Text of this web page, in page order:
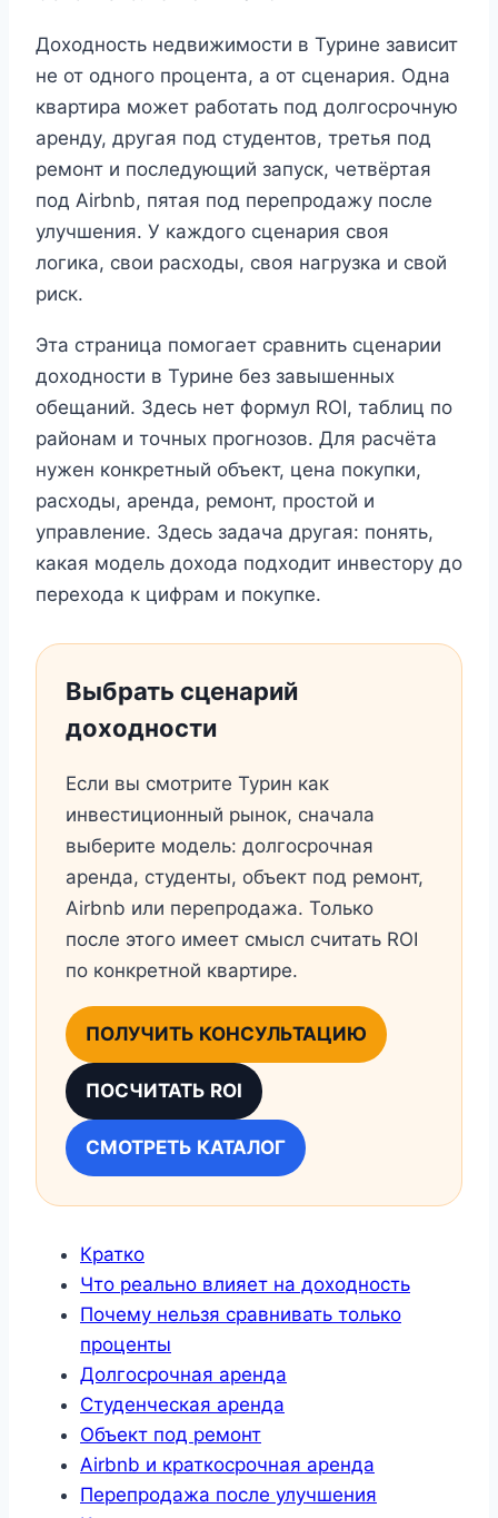
Доходность недвижимости в Турине зависит
не от одного процента, а от сценария. Одна
квартира может работать под долгосрочную
аренду, другая под студентов, третья под
ремонт и последующий запуск, четвёртая
под Airbnb, пятая под перепродажу после
улучшения. У каждого сценария своя
логика, свои расходы, своя нагрузка и свой
риск.
Эта страница помогает сравнить сценарии
доходности в Турине без завышенных
обещаний. Здесь нет формул ROI, таблиц по
районам и точных прогнозов. Для расчёта
нужен конкретный объект, цена покупки,
расходы, аренда, ремонт, простой и
управление. Здесь задача другая: понять,
какая модель дохода подходит инвестору до
перехода к цифрам и покупке.
Выбрать сценарий
доходности
Если вы смотрите Турин как
инвестиционный рынок, сначала
выберите модель: долгосрочная
аренда, студенты, объект под ремонт,
Airbnb или перепродажа. Только
после этого имеет смысл считать ROI
по конкретной квартире.
ПОЛУЧИТЬ КОНСУЛЬТАЦИЮ
ПОСЧИТАТЬ ROI
СМОТРЕТЬ КАТАЛОГ
Кратко
Что реально влияет на доходность
Почему нельзя сравнивать только
проценты
Долгосрочная аренда
Студенческая аренда
Объект под ремонт
Airbnb и краткосрочная аренда
Перепродажа после улучшения